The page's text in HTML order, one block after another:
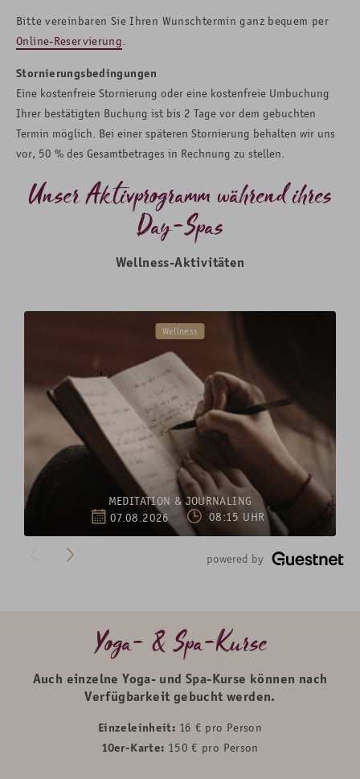
Bitte vereinbaren Sie Ihren Wunschtermin ganz bequem per
Online-Reservierung.
Stornierungsbedingungen
Eine kostenfreie Stornierung oder eine kostenfreie Umbuchung
Ihrer bestätigten Buchung ist bis 2 Tage vor dem gebuchten
Termin möglich. Bei einer späteren Stornierung behalten wir uns
vor, 50 % des Gesamtbetrages in Rechnung zu stellen.
Unser Aktivprogramm während ihres
Day-Spas
Wellness-Aktivitäten
Wellness
MEDITATION & JOURNALING
07.08.2026
08:15 UHR
powered by
Yoga- & Spa-Kurse
Auch einzelne Yoga- und Spa-Kurse können nach
Verfügbarkeit gebucht werden.
Einzeleinheit: 16 € pro Person
10er-Karte: 150 € pro Person